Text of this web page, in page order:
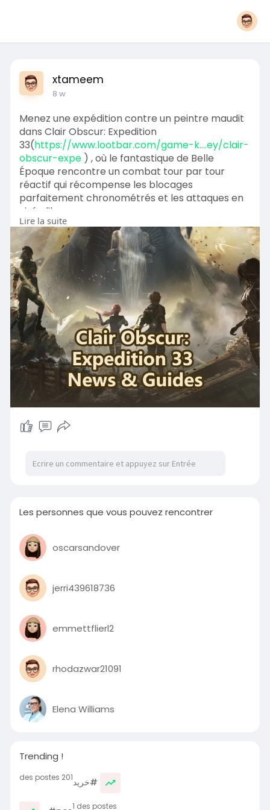
xtameem
8 w
Menez une expédition contre un peintre maudit
dans Clair Obscur: Expedition
33(https://www.lootbar.com/game-k....ey/clair-
obscur-expe) , où le fantastique de Belle
Époque rencontre un combat tour par tour
réactif qui récompense les blocages
parfaitement chronométrés et les attaques en
visée libre.
Les joueurs personnalisent les synergies,
explorent des itinéraires cachés et font face à
un compte à rebours d’un an dans un voyage
surréaliste propulsé par Unreal Engine 5.
Les
Lire la suite
Les personnes que vous pouvez rencontrer
oscarsandover
jerri439618736
emmettflierl2
rhodazwar21091
Elena Williams
Trending !
#خرید201 des postes
1 des postes